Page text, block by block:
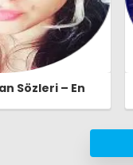
Sözleri – En